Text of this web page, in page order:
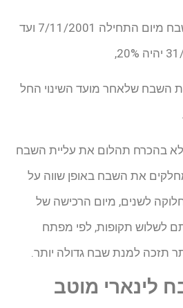
שיעור המס בתקופת השבח מיום התחילה 7/11/2001 ועד
השבח שלאחר מועד השינוי החל
בהכרח תהלום את עליית השבח
את השבח באופן שווה על
לשנים, מיום הרכישה של
לשלוש תקופות, לפי מפתח
תזכה למנת שבח גדולה יותר.
מוטב